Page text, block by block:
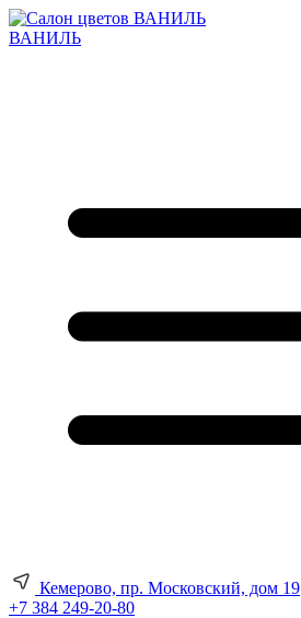
ВАНИЛЬ
Кемерово, пр. Московский, дом 19
+7 384 249-20-80